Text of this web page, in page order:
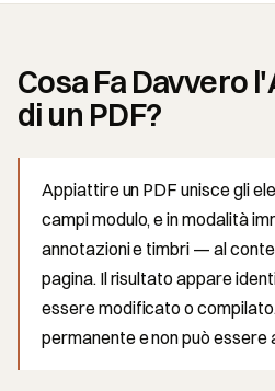
Cosa Fa Davvero
di un PDF?
Appiattire un PDF unisce gli
campi modulo, e in modalità
annotazioni e timbri — al
pagina. Il risultato appare
essere modificato o
permanente e non può essere